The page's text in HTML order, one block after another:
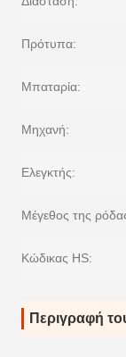
Πρότυπα:
Μπαταρία:
Μηχανή:
Ελεγκτής:
Μέγεθος της
Κώδικας HS:
Περιγραφή